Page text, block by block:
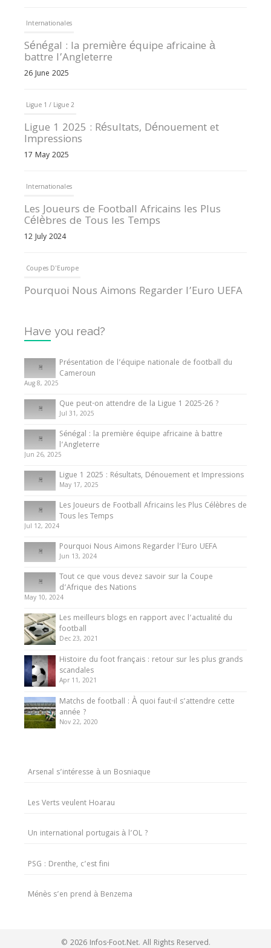
Internationales
Sénégal : la première équipe africaine à
battre l’Angleterre
26 June 2025
Ligue 1 / Ligue 2
Ligue 1 2025 : Résultats, Dénouement et
Impressions
17 May 2025
Internationales
Les Joueurs de Football Africains les Plus
Célèbres de Tous les Temps
12 July 2024
Coupes D'Europe
Pourquoi Nous Aimons Regarder l’Euro UEFA
Internationales
Tout ce que vous devez savoir sur la Coupe
d’Afrique des Nations
10 May 2024
Internationales
Présentation de l’équipe nationale de football
du Cameroun
8 August 2025
Have you read?
Présentation de l’équipe nationale de football du
Cameroun
Aug 8, 2025
Que peut-on attendre de la Ligue 1 2025-26 ?
Jul 31, 2025
Sénégal : la première équipe africaine à battre
l’Angleterre
Jun 26, 2025
Ligue 1 2025 : Résultats, Dénouement et Impressions
May 17, 2025
Les Joueurs de Football Africains les Plus Célèbres de
Tous les Temps
Jul 12, 2024
Pourquoi Nous Aimons Regarder l’Euro UEFA
Jun 13, 2024
Tout ce que vous devez savoir sur la Coupe
d’Afrique des Nations
May 10, 2024
Les meilleurs blogs en rapport avec l’actualité du
football
Dec 23, 2021
Histoire du foot français : retour sur les plus grands
scandales
Apr 11, 2021
Matchs de football : À quoi faut-il s’attendre cette
année ?
Nov 22, 2020
Arsenal s’intéresse à un Bosniaque
Les Verts veulent Hoarau
Un international portugais à l’OL ?
PSG : Drenthe, c’est fini
Ménès s’en prend à Benzema
© 2026 Infos-Foot.Net. All Rights Reserved.